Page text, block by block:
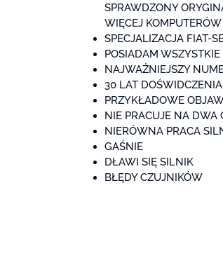
SPRAWDZONY
WIĘCEJ
SPECJALIZACJA FIAT-
POSIADAM
NAJWAŻNIEJSZY
30 LAT
PRZYKŁADOWE
NIE PRACUJE NA DWA
NIERÓWNA PRACA
GAŚNIE
DŁAWI SIĘ SILNIK
BŁĘDY CZUJNIKÓW